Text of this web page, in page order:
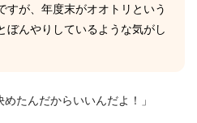
すが、年度末がオオトリという
ぼんやりしているような気がし
たんだからいいんだよ！」